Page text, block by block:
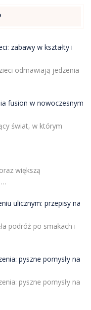
zabawy w kształty i
odmawiają jedzenia
fusion w nowoczesnym
świat, w którym
większą
…
ulicznym: przepisy na
podróż po smakach i
pyszne pomysły na
pyszne pomysły na